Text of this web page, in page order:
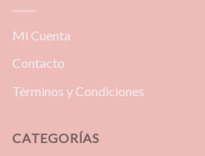
Mi Cuenta
Contacto
Términos y Condiciones
CATEGORÍAS